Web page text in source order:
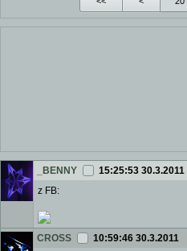
_BENNY 15:25:53 30.3.2011
z FB:
CROSS
10:59:46 30.3.2011